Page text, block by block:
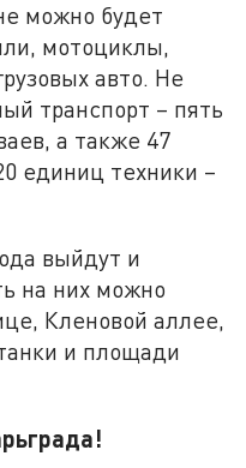
можно будет
мотоциклы,
авто. Не
транспорт – пять
а также 47
единиц техники –
выйдут и
на них можно
Кленовой аллее,
и площади